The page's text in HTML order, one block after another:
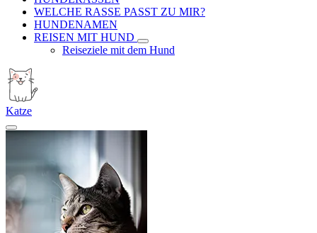
WELCHE RASSE PASST ZU MIR?
HUNDENAMEN
REISEN MIT HUND
Reiseziele mit dem Hund
Katze